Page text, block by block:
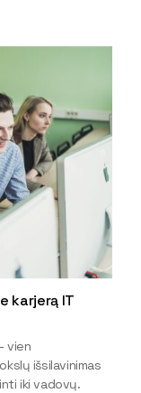
karjerą IT
vien
išsilavinimas
iki vadovų.